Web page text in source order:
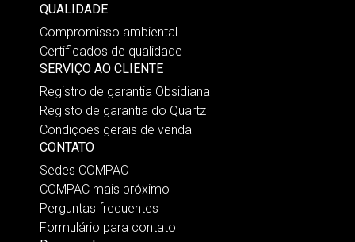
QUALIDADE
Compromisso ambiental
Certificados de qualidade
SERVIÇO AO CLIENTE
Registro de garantia Obsidiana
Registo de garantia do Quartz
Condições gerais de venda
CONTATO
Sedes COMPAC
COMPAC mais próximo
Perguntas frequentes
Formulário para contato